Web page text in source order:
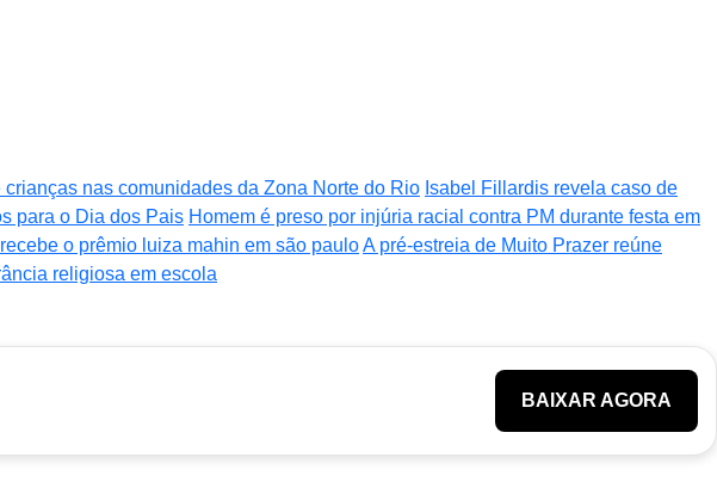
nas comunidades da Zona Norte do Rio Isabel Fillardis revela caso de
para o Dia dos Pais Homem é preso por injúria racial contra PM durante festa em
o prêmio luiza mahin em são pauloA pré-estreia de Muito Prazer reúne
religiosa em escola
BAIXAR AGORA